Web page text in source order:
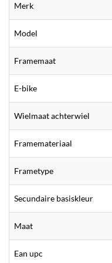
Merk
Model
Framemaat
E-bike
Wielmaat achterwiel
Framemateriaal
Frametype
Secundaire basiskleur
Maat
Ean upc